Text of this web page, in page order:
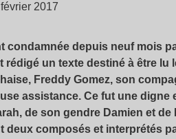
2017
condamnée depuis neuf mois
rédigé un texte destiné à être
Freddy Gomez, son
assistance. Ce fut une
de son gendre Damien et
deux composés et interprétés